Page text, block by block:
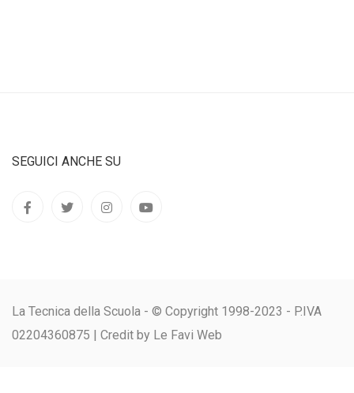
SEGUICI ANCHE SU
La Tecnica della Scuola - © Copyright 1998-2023 - P.IVA
02204360875 | Credit by Le Favi Web